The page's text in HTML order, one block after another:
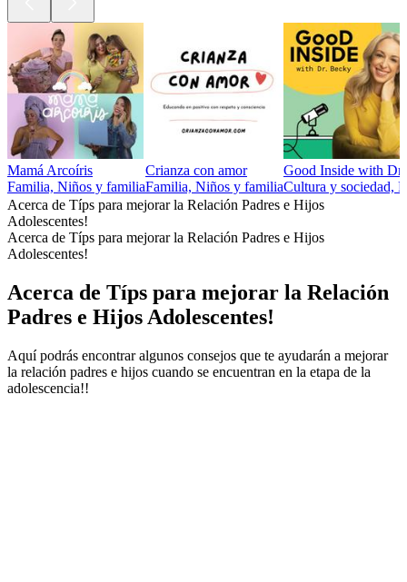
Mamá Arcoíris
Familia, Niños y familia
Crianza con amor
Familia, Niños y familia
Good Inside with
Cultura y sociedad,
Acerca de Típs para mejorar la Relación Padres e Hijos
Adolescentes!
Acerca de Típs para mejorar la Relación Padres e Hijos
Adolescentes!
Acerca de Típs para mejorar la Relación
Padres e Hijos Adolescentes!
Aquí podrás encontrar algunos consejos que te ayudarán a mejorar
la relación padres e hijos cuando se encuentran en la etapa de la
adolescencia!!